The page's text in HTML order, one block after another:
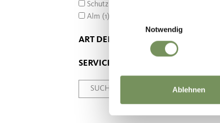
Einwilligungsauswahl
Notwendig
Ablehnen
Schutzhütte (2)
Alm (1)
ART DER KÜCHE
SERVICE
SUCHE ZURÜCKSETZEN